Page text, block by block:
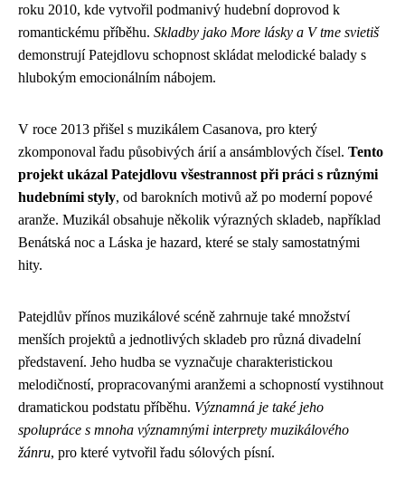
roku 2010, kde vytvořil podmanivý hudební doprovod k
romantickému příběhu. Skladby jako More lásky a V tme svietiš
demonstrují Patejdlovu schopnost skládat melodické balady s
hlubokým emocionálním nábojem.
V roce 2013 přišel s muzikálem Casanova, pro který
zkomponoval řadu působivých árií a ansámblových čísel. Tento
projekt ukázal Patejdlovu všestrannost při práci s různými
hudebními styly, od barokních motivů až po moderní popové
aranže. Muzikál obsahuje několik výrazných skladeb, například
Benátská noc a Láska je hazard, které se staly samostatnými
hity.
Patejdlův přínos muzikálové scéně zahrnuje také množství
menších projektů a jednotlivých skladeb pro různá divadelní
představení. Jeho hudba se vyznačuje charakteristickou
melodičností, propracovanými aranžemi a schopností vystihnout
dramatickou podstatu příběhu. Významná je také jeho
spolupráce s mnoha významnými interprety muzikálového
žánru, pro které vytvořil řadu sólových písní.